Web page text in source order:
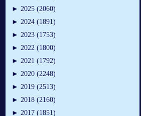
► 2025 (2060)
► 2024 (1891)
► 2023 (1753)
► 2022 (1800)
► 2021 (1792)
► 2020 (2248)
► 2019 (2513)
► 2018 (2160)
► 2017 (1851)